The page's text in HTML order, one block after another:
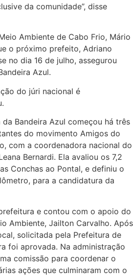
da comunidade”, disse
Ambiente de Cabo Frio, Mário
o próximo prefeito, Adriano
no dia 16 de julho, assegurou
Azul.
do júri nacional é
Bandeira Azul começou há três
do movimento Amigos do
com a coordenadora nacional do
Bernardi. Ela avaliou os 7,2
Conchas ao Pontal, e definiu o
para a candidatura da
e contou com o apoio do
Ambiente, Jailton Carvalho. Após
solicitada pela Prefeitura de
foi aprovada. Na administração
comissão para coordenar o
ações que culminaram com o